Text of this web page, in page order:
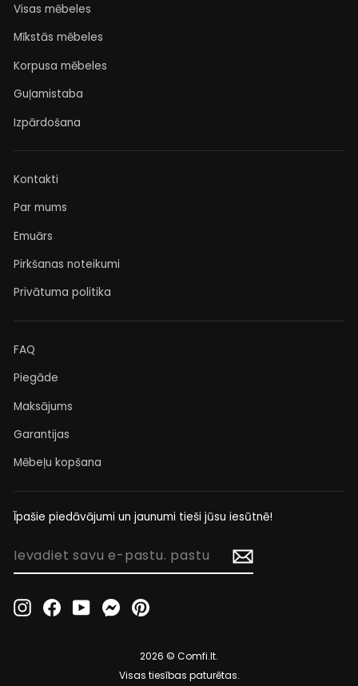
Visas mēbeles
Mīkstās mēbeles
Korpusa mēbeles
Guļamistaba
Izpārdošana
Kontakti
Par mums
Emuārs
Pirkšanas noteikumi
Privātuma politika
FAQ
Piegāde
Maksājums
Garantijas
Mēbeļu kopšana
Īpašie piedāvājumi un jaunumi tieši jūsu iesūtnē!
IEVADIET
PASTU.InstagramFacebookYouTubeMessenger
2026 © Comfi.lt.
Visas tiesības paturētas.